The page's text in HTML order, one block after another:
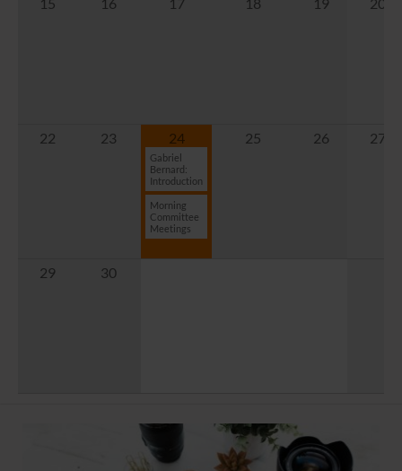
22 23 24
Gabriel
Bernard:
Introduction
Morning
Committee
Meetings
25 26 27
29 30